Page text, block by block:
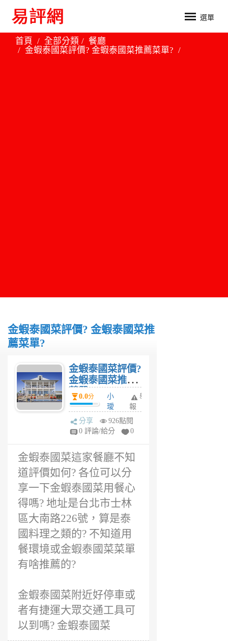
選單
首頁 全部分類
餐廳
金蝦泰國菜評價? 金蝦泰國菜推薦菜單?
金蝦泰國菜評價? 金蝦泰國菜推
薦菜單?
金蝦泰國菜評價?
金蝦泰國菜推薦
菜單?
0.0分
小
璦
6
年
舉
報
分享
926點閱
0 評論/給分
0
金蝦泰國菜這家餐廳不知
道評價如何? 各位可以分
享一下金蝦泰國菜用餐心
得嗎? 地址是台北市士林
區大南路226號，算是泰
國料理之類的? 不知道用
餐環境或金蝦泰國菜菜單
有啥推薦的?
金蝦泰國菜附近好停車或
者有捷運大眾交通工具可
以到嗎? 金蝦泰國菜